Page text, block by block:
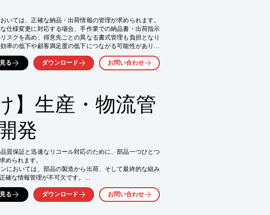
いては、正確な納品・出荷情報の管理が求められます。
仕様変更に対応する場合、手作業での納品書・出荷指示
スクを高め、得意先ごとの異なる書式管理も負担となり
率の低下や顧客満足度の低下につながる可能性がありま
動して納品書・出荷指示書をゼロ入力で発行する仕組み
します。
行
理
率向上
軽減
足度向上
る ダウンロード お問い合わせ
】生産・物流管
発
質保証と迅速なリコール対応のために、部品一つひとつ
められます。
においては、部品の製造から出荷、そして最終的な組み
確な情報管理が不可欠です。
品質問題発生時の原因究明の遅延や、誤った部品の混入
す。
トウェア開発は、こうした課題に対し、現場のニーズに
る ダウンロード お問い合わせ